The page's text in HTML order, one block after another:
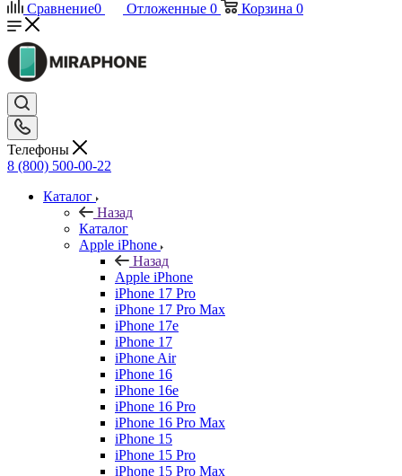
Сравнение0 Отложенные 0 Корзина 0
Телефоны
8 (800) 500-00-22
Каталог
Назад
Каталог
Apple iPhone
Назад
Apple iPhone
iPhone 17 Pro
iPhone 17 Pro Max
iPhone 17e
iPhone 17
iPhone Air
iPhone 16
iPhone 16e
iPhone 16 Pro
iPhone 16 Pro Max
iPhone 15
iPhone 15 Pro
iPhone 15 Pro Max